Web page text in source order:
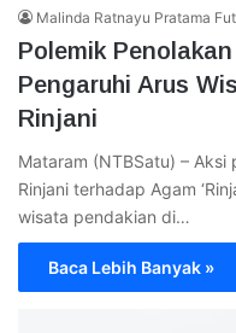
Malinda Ratnayu Pratama
Polemik Penolakan
Pengaruhi Arus
Rinjani
Mataram (NTBSatu) –
Rinjani terhadap Agam
wisata pendakian di…
Baca Lebih Banyak »